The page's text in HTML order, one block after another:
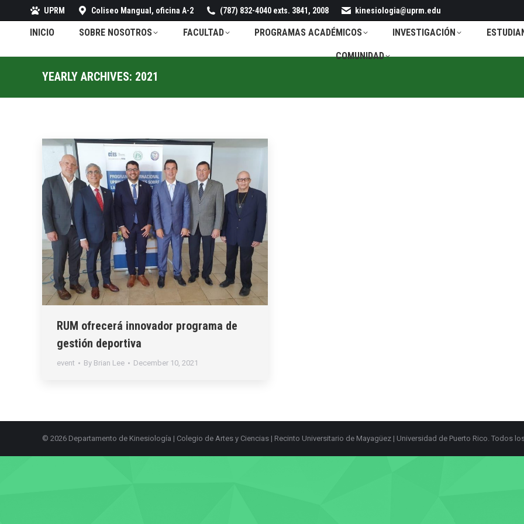
UPRM Coliseo Mangual, oficina A-2 (787) 832-4040 exts. 3841, 2008 kinesiologia@uprm.edu
INICIO SOBRE NOSOTROS FACULTAD PROGRAMAS ACADÉMICOS INVESTIGACIÓN
COMUNIDAD
YEARLY ARCHIVES: 2021
RUM ofrecerá innovador programa de
gestión deportiva
event By Brian Lee December 10, 2021
© 2026 Departamento de Kinesiología | Colegio de Artes y Ciencias | Recinto Universitario de Mayagüez | Universidad de Puerto Rico. Todos